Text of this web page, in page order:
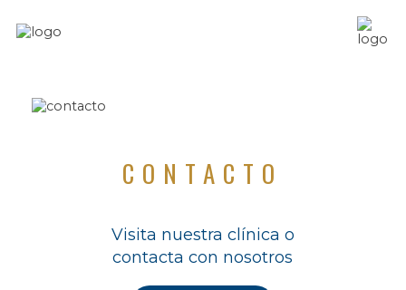
CONTACTO
Visita nuestra clínica o
contacta con nosotros